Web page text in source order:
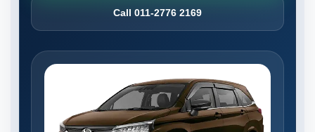
Call 011-2776 2169